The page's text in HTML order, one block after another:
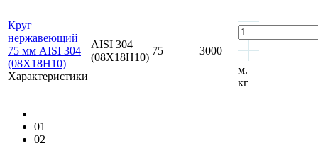
Круг
нержавеющий
75 мм AISI 304
(08Х18Н10)
Характеристики
AISI 304
(08Х18Н10)
75
3000
м.
кг
01
02